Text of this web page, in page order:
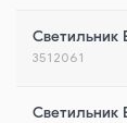
Светильник
3512061
Светильник